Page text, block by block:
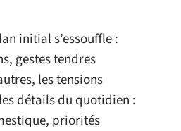
initial s’essouffle :
gestes tendres
les tensions
détails du quotidien :
priorités